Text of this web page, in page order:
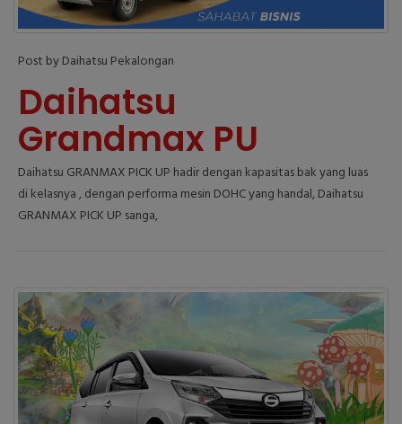
Post by Daihatsu Pekalongan
Daihatsu
Grandmax PU
Daihatsu GRANMAX PICK UP hadir dengan kapasitas bak yang luas
di kelasnya , dengan performa mesin DOHC yang handal, Daihatsu
GRANMAX PICK UP sanga,